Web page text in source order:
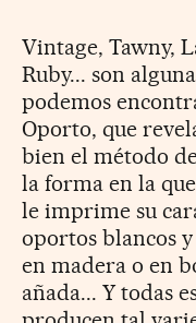
Vintage, Tawny,
Ruby... son
podemos
Oporto, que
bien el método
la forma en la
le imprime su
oportos blancos
en madera o en
añada... Y todas